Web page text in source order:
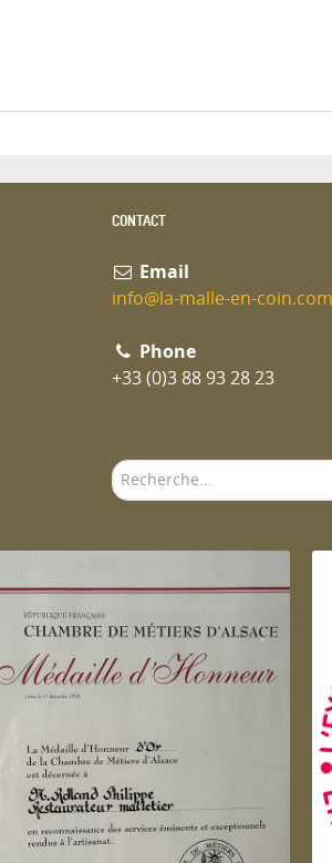
CONTACT
Email
info@la-malle-en-coin.com
Phone
+33 (0)3 88 93 28 23
Rechercher